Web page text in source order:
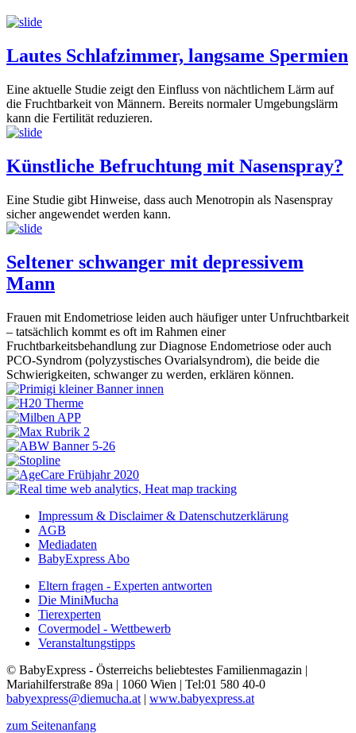
Lautes Schlafzimmer, langsame Spermien
Eine aktuelle Studie zeigt den Einfluss von nächtlichem Lärm auf
die Fruchtbarkeit von Männern. Bereits normaler Umgebungslärm
kann die Fertilität reduzieren.
Künstliche Befruchtung mit Nasenspray?
Eine Studie gibt Hinweise, dass auch Menotropin als Nasenspray
sicher angewendet werden kann.
Seltener schwanger mit depressivem
Mann
Frauen mit Endometriose leiden auch häufiger unter Unfruchtbarkeit
– tatsächlich kommt es oft im Rahmen einer
Fruchtbarkeitsbehandlung zur Diagnose Endometriose oder auch
PCO-Syndrom (polyzystisches Ovarialsyndrom), die beide die
Schwierigkeiten, schwanger zu werden, erklären können.
Impressum & Disclaimer & Datenschutzerklärung
AGB
Mediadaten
BabyExpress Abo
Eltern fragen - Experten antworten
Die MiniMucha
Tierexperten
Covermodel - Wettbewerb
Veranstaltungstipps
© BabyExpress - Österreichs beliebtestes Familienmagazin |
Mariahilferstraße 89a | 1060 Wien | Tel:01 580 40-0
babyexpress@diemucha.at | www.babyexpress.at
zum Seitenanfang